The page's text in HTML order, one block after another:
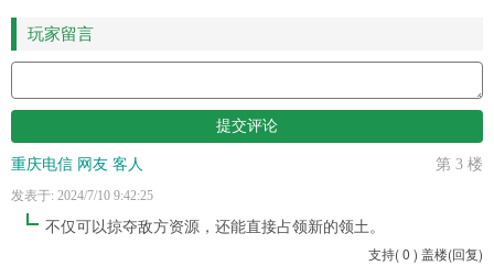
玩家留言
第 3 楼
重庆电信 网友 客人
发表于: 2024/7/10 9:42:25
不仅可以掠夺敌方资源，还能直接占领新的领土。
支持(0 ) 盖楼(回复)